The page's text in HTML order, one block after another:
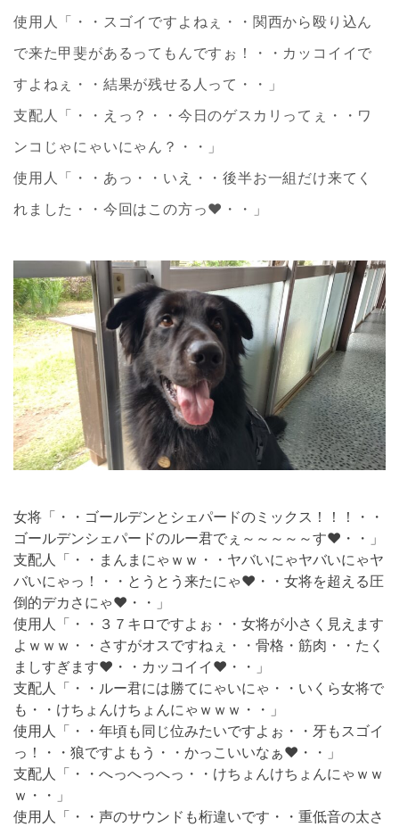
使用人「・・スゴイですよねぇ・・関西から殴り込ん
で来た甲斐があるってもんですぉ！・・カッコイイで
すよねぇ・・結果が残せる人って・・」
支配人「・・えっ？・・今日のゲスカリってぇ・・ワ
ンコじゃにゃいにゃん？・・」
使用人「・・あっ・・いえ・・後半お一組だけ来てく
れました・・今回はこの方っ❤・・」
女将「・・ゴールデンとシェパードのミックス！！！・・
ゴールデンシェパードのルー君でぇ～～～～～す❤・・」
支配人「・・まんまにゃｗｗ・・ヤバいにゃヤバいにゃヤ
バいにゃっ！・・とうとう来たにゃ❤・・女将を超える圧
倒的デカさにゃ❤・・」
使用人「・・３７キロですよぉ・・女将が小さく見えます
よｗｗｗ・・さすがオスですねぇ・・骨格・筋肉・・たく
ましすぎます❤・・カッコイイ❤・・」
支配人「・・ルー君には勝てにゃいにゃ・・いくら女将で
も・・けちょんけちょんにゃｗｗｗ・・」
使用人「・・年頃も同じ位みたいですよぉ・・牙もスゴイ
っ！・・狼ですよもう・・かっこいいなぁ❤・・」
支配人「・・へっへっへっ・・けちょんけちょんにゃｗｗ
ｗ・・」
使用人「・・声のサウンドも桁違いです・・重低音の太さ